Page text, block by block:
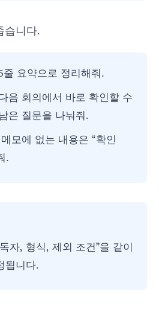
습니다.
요약으로 정리해줘.
음 회의에서 바로 확인할 수
은 질문을 나눠줘.
모에 없는 내용은 “확인
.
자, 형식, 제외 조건”을 같이
됩니다.